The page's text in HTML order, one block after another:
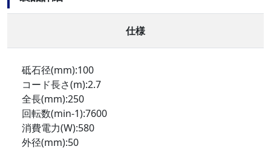
仕様
砥石径(mm):100
コード長さ(m):2.7
全長(mm):250
回転数(min-1):7600
消費電力(W):580
外径(mm):50